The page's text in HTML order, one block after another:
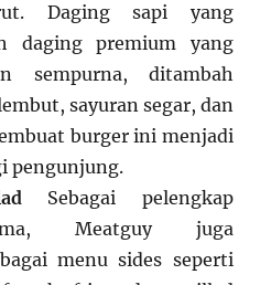
Daging sapi yang
daging premium yang
sempurna, ditambah
sayuran segar, dan
burger ini menjadi
pengunjung.
Sebagai pelengkap
Meatguy juga
menu sides seperti